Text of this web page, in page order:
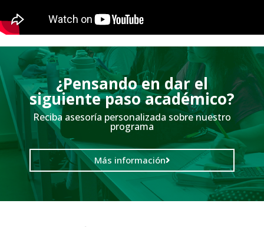
¿Pensando en dar el
siguiente paso académico?
Reciba asesoría personalizada sobre nuestro
programa
Más información